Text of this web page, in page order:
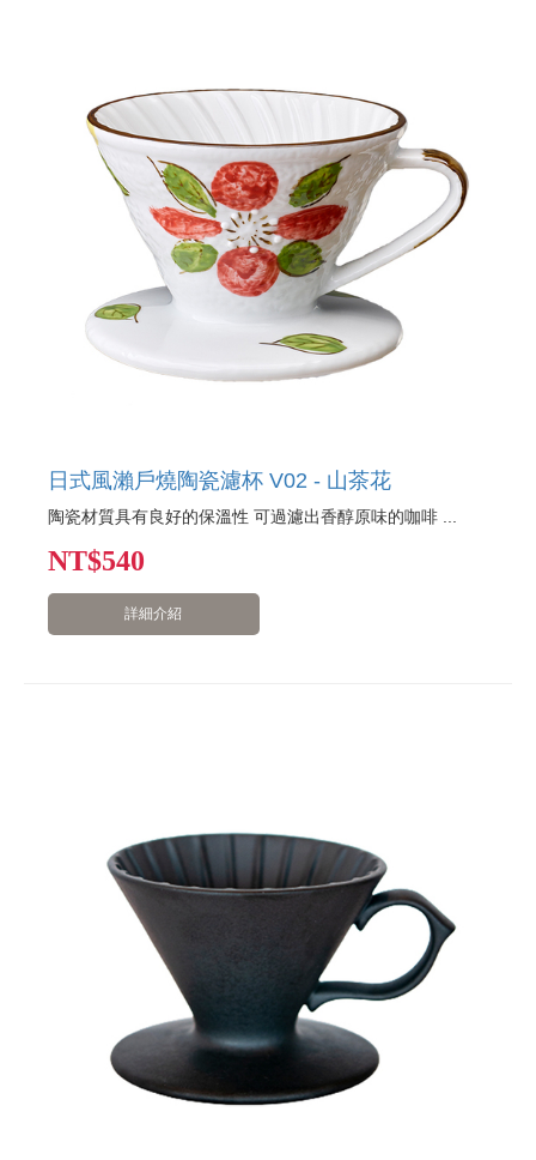
日式風瀨戶燒陶瓷濾杯 V02 - 山茶花
陶瓷材質具有良好的保溫性 可過濾出香醇原味的咖啡 ...
NT$540
詳細介紹